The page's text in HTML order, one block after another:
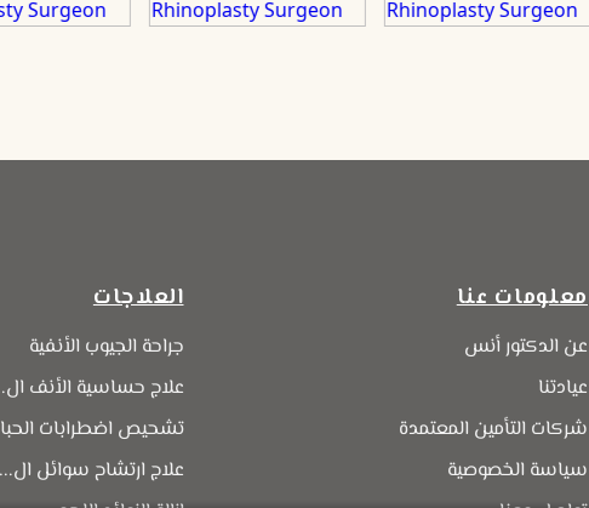
معلومات عنا
عن الدكتور أنس
عيادتنا
شركات التأمين المعتمدة
سياسة الخصوصية
العلاجات
جراحة الجيوب الأنفية
علاج حساسية الأنف
تشحيص اضطرابات
علاج ارتشاح سوائل ال...